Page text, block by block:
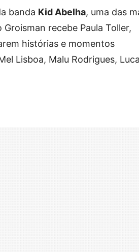
banda Kid Abelha, uma das
recebe Paula Toller,
histórias e momentos
Lisboa, Malu Rodrigues,